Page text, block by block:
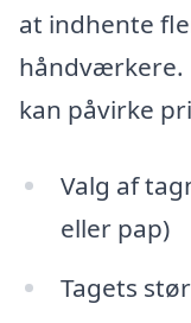
at indhente
håndværkere.
kan påvirke
Valg af
eller pap)
Tagets